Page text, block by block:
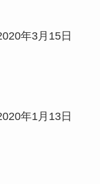
年3月15日
年1月13日